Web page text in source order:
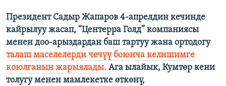
Президент Садыр Жапаров 4-апрелдин кечинде
кайрылуу жасап, “Центерра Голд” компаниясы
менен доо-арыздардан баш тартуу жана ортодогу
талаш маселелерди чечүү боюнча келишимге
коюлганын жарыялады. Ага ылайык, Кумтөр кени
толугу менен мамлекетке өткөнү,